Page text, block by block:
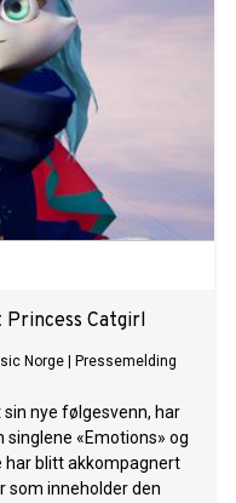
Hun er rett og slett
ble det annonsert at
å spille under Oslo
kommende
superstjernen sist
tiden stor suksess
Camila Cabello.
millioner ganger i Norge
Magnus August
blant de krediterte
Catgirl
Norge Pressemelding
sin nye følgesvenn, har
«Emotions» og
har blitt akkompagnert
som inneholder den